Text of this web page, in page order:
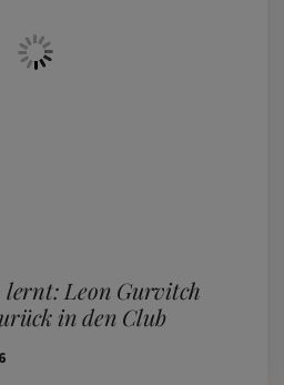
lernt: Leon Gurvitch
in den Club